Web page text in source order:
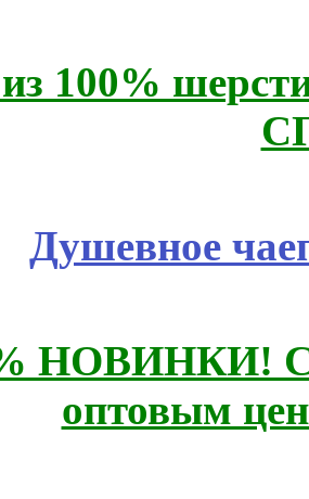
100%
Душевное
НОВИНКИ!
оптовым